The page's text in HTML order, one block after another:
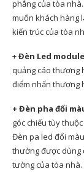
phẳng của tòa
muốn khách hàng
kiến trúc của tòa
+Đèn Led module
quảng cáo thương
điểm nhấn thương
+ Đèn pha đổi
góc chiếu tùy
Đèn pa led đổi
thường được dùng
tường của tòa nhà.